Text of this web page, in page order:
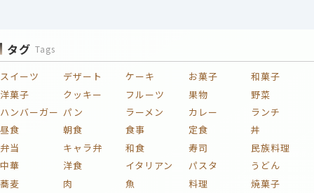
タグ Tags
スイーツ デザート ケーキ お菓子
和菓子
洋菓子
クッキー フルーツ 果物
野菜
ハンバーガー パン ラーメン カレー
ランチ
昼食
朝食 食事 定食
丼
弁当
キャラ弁 和食 寿司
民族料理
中華
洋食 イタリアン パスタ
うどん
蕎麦
肉 魚 料理
焼菓子